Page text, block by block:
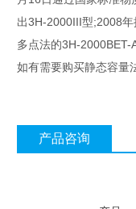
出3H-2000III型;2008
多点法的3H-
如有需要购买静态容量
产品咨询